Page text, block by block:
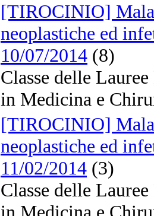
[TIROCINIO]
neoplastiche ed
10/07/2014 (8)
Classe delle
in Medicina e
[TIROCINIO]
neoplastiche ed
11/02/2014 (3)
Classe delle